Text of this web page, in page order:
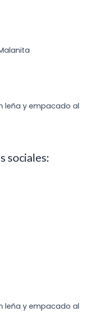
leña y empacado al
sociales:
leña y empacado al